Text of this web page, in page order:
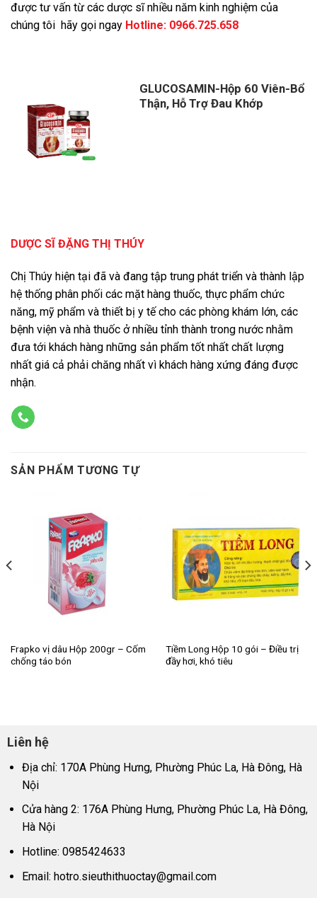
được tư vấn từ các dược sĩ nhiều năm kinh nghiệm của
chúng tôi hãy gọi ngay Hotline: 0966.725.658
GLUCOSAMIN-Hộp 60 Viên-Bổ
Thận, Hỗ Trợ Đau Khớp
DƯỢC SĨ ĐẶNG THỊ THÚY
Chị Thúy hiện tại đã và đang tập trung phát triển và thành lập
hệ thống phân phối các mặt hàng thuốc, thực phẩm chức
năng, mỹ phẩm và thiết bị y tế cho các phòng khám lớn, các
bệnh viện và nhà thuốc ở nhiều tỉnh thành trong nước nhằm
đưa tới khách hàng những sản phẩm tốt nhất chất lượng
nhất giá cả phải chăng nhất vì khách hàng xứng đáng được
nhận.
SẢN PHẨM TƯƠNG TỰ
Frapko vị dâu Hộp 200gr – Cốm
chống táo bón
Tiềm Long Hộp 10 gói – Điều trị
đầy hơi, khó tiêu
Liên hệ
Địa chỉ: 170A Phùng Hưng, Phường Phúc La, Hà Đông, Hà
Nội
Cửa hàng 2: 176A Phùng Hưng, Phường Phúc La, Hà Đông,
Hà Nội
Hotline: 0985424633
Email: hotro.sieuthithuoctay@gmail.com